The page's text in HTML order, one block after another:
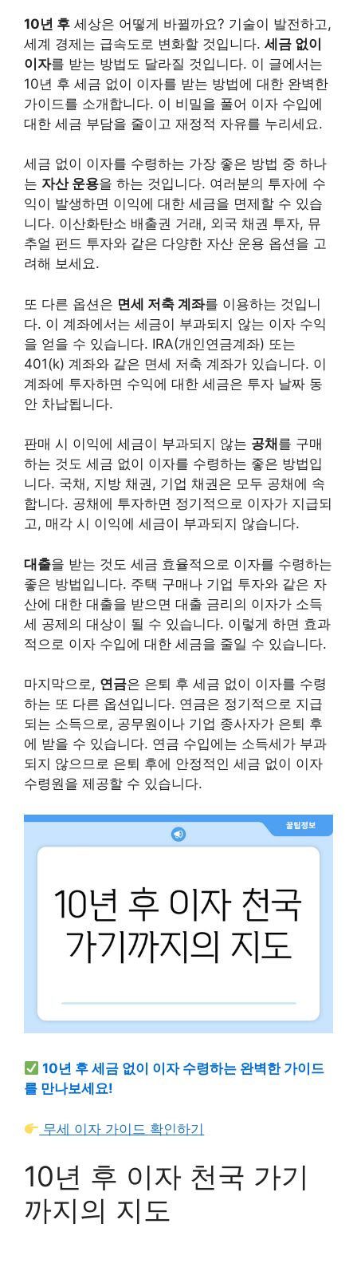
10년 후 세상은 어떻게 바뀔까요? 기술이 발전하고,
세계 경제는 급속도로 변화할 것입니다. 세금 없이
이자를 받는 방법도 달라질 것입니다. 이 글에서는
10년 후 세금 없이 이자를 받는 방법에 대한 완벽한
가이드를 소개합니다. 이 비밀을 풀어 이자 수입에
대한 세금 부담을 줄이고 재정적 자유를 누리세요.
세금 없이 이자를 수령하는 가장 좋은 방법 중 하나
는 자산 운용을 하는 것입니다. 여러분의 투자에 수
익이 발생하면 이익에 대한 세금을 면제할 수 있습
니다. 이산화탄소 배출권 거래, 외국 채권 투자, 뮤
추얼 펀드 투자와 같은 다양한 자산 운용 옵션을 고
려해 보세요.
또 다른 옵션은 면세 저축 계좌를 이용하는 것입니
다. 이 계좌에서는 세금이 부과되지 않는 이자 수익
을 얻을 수 있습니다. IRA(개인연금계좌) 또는
401(k) 계좌와 같은 면세 저축 계좌가 있습니다. 이
계좌에 투자하면 수익에 대한 세금은 투자 날짜 동
안 차납됩니다.
판매 시 이익에 세금이 부과되지 않는 공채 를 구매
하는 것도 세금 없이 이자를 수령하는 좋은 방법입
니다. 국채, 지방 채권, 기업 채권은 모두 공채에 속
합니다. 공채에 투자하면 정기적으로 이자가 지급되
고, 매각 시 이익에 세금이 부과되지 않습니다.
대출을 받는 것도 세금 효율적으로 이자를 수령하는
좋은 방법입니다. 주택 구매나 기업 투자와 같은 자
산에 대한 대출을 받으면 대출 금리의 이자가 소득
세 공제의 대상이 될 수 있습니다. 이렇게 하면 효과
적으로 이자 수입에 대한 세금을 줄일 수 있습니다.
마지막으로, 연금은 은퇴 후 세금 없이 이자를 수령
하는 또 다른 옵션입니다. 연금은 정기적으로 지급
되는 소득으로, 공무원이나 기업 종사자가 은퇴 후
에 받을 수 있습니다. 연금 수입에는 소득세가 부과
되지 않으므로 은퇴 후에 안정적인 세금 없이 이자
수령원을 제공할 수 있습니다.
10년 후 세금 없이 이자 수령하는 완벽한 가이드
를 만나보세요!
무세 이자 가이드 확인하기
10년 후 이자 천국 가기
까지의 지도